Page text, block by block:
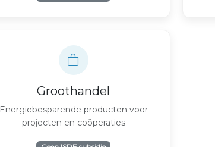
Groothandel
Energiebesparende producten voor
projecten en coöperaties